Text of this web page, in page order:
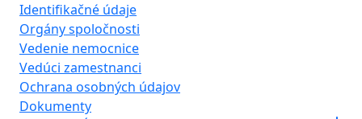
Identifikačné údaje
Orgány spoločnosti
Vedenie nemocnice
Vedúci zamestnanci
Ochrana osobných údajov
Dokumenty